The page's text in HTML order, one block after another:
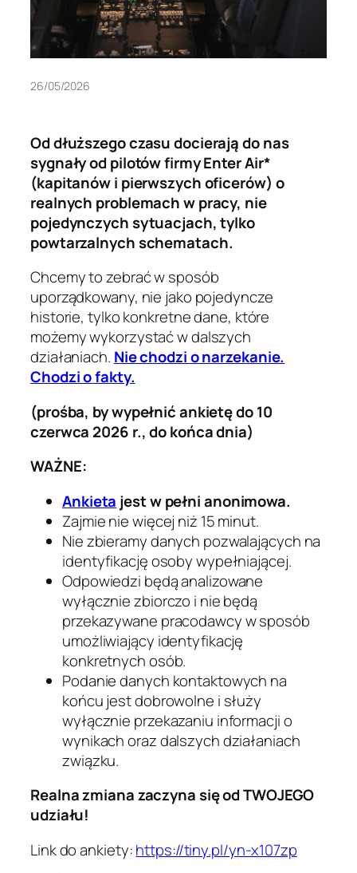
26/05/2026
Od dłuższego czasu docierają do nas
sygnały od pilotów firmy Enter Air*
(kapitanów i pierwszych oficerów) o
realnych problemach w pracy, nie
pojedynczych sytuacjach, tylko
powtarzalnych schematach.
Chcemy to zebrać w sposób
uporządkowany, nie jako pojedyncze
historie, tylko konkretne dane, które
możemy wykorzystać w dalszych
działaniach. Nie chodzi o narzekanie.
Chodzi o fakty.
(prośba, by wypełnić ankietę do 10
czerwca 2026 r., do końca dnia)
WAŻNE:
Ankieta jest w pełni anonimowa.
Zajmie nie więcej niż 15 minut.
Nie zbieramy danych pozwalających na
identyfikację osoby wypełniającej.
Odpowiedzi będą analizowane
wyłącznie zbiorczo i nie będą
przekazywane pracodawcy w sposób
umożliwiający identyfikację
konkretnych osób.
Podanie danych kontaktowych na
końcu jest dobrowolne i służy
wyłącznie przekazaniu informacji o
wynikach oraz dalszych działaniach
związku.
Realna zmiana zaczyna się od TWOJEGO
udziału!
Link do ankiety:https://tiny.pl/yn-x107zp